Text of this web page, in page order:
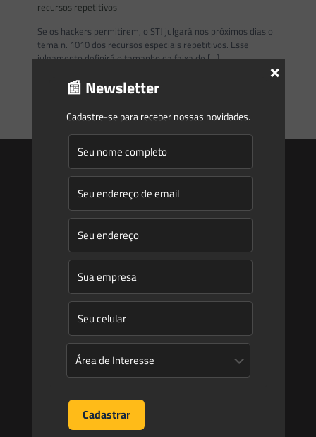
recursos repetitivos
Se os hackers permitirem, o STJ julgará nos próximos dias o
tema n. 1010 dos recursos especiais repetitivos. Esse
julgamento definirá o tamanho da faixa de[…]
Início
Quem Somos
Atuação
Equipe
Publicações
Artigos
Novidades Legislativas
📰 Newsletter
Cadastre-se para receber nossas novidades.
×